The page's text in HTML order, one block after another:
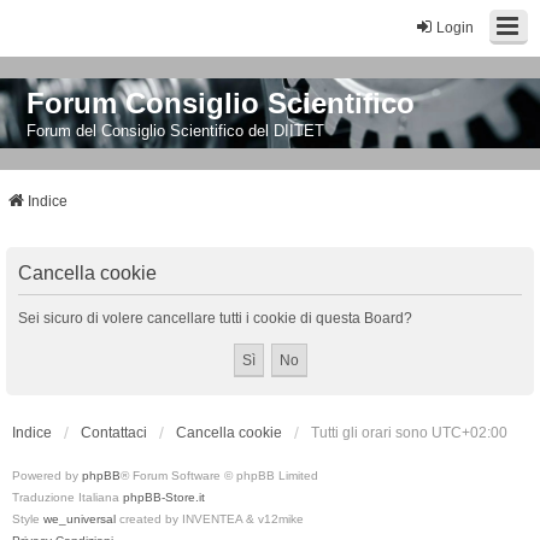
Login
Forum Consiglio Scientifico
Forum del Consiglio Scientifico del DIITET
Indice
Cancella cookie
Sei sicuro di volere cancellare tutti i cookie di questa Board?
Indice Contattaci Cancella cookie Tutti gli orari sono UTC+02:00
Powered by phpBB® Forum Software © phpBB Limited
Traduzione Italiana phpBB-Store.it
Style we_universal created by INVENTEA & v12mike